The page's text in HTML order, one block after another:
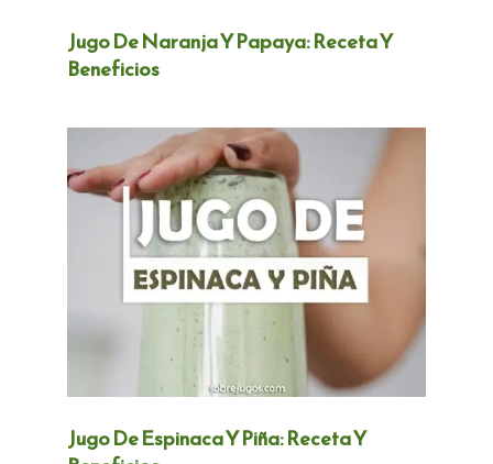
Jugo De Naranja Y Papaya: Receta Y
Beneficios
Jugo De Espinaca Y Piña: Receta Y